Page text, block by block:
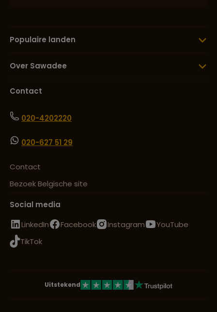
Populaire landen
Over Sawadee
Contact
020-4202220
020-627 51 29
Contact
Bezoek Belgische site
Social media
LinkedIn
Facebook Instagram
YouTube
TikTok
Uitstekend